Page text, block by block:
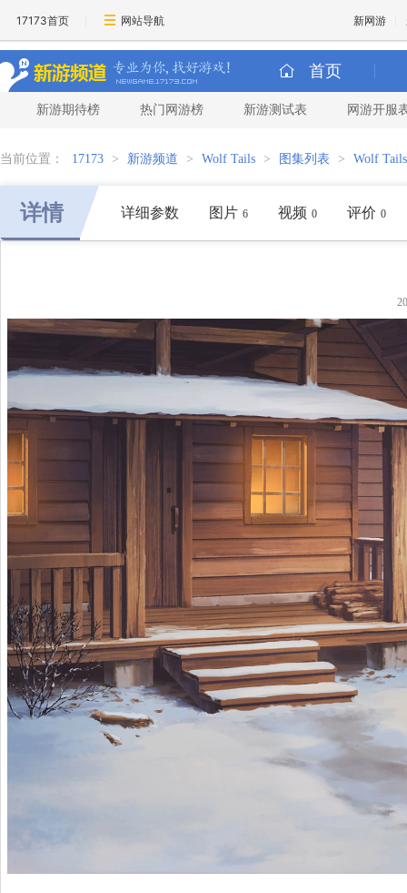
17173首页 网站导航 新网游
首页
新游期待榜 热门网游榜 新游测试表 网游开服
当前位置： 17173 > 新游频道 > Wolf Tails > 图集列表 > Wolf
详情 详细参数 图片 6 视频 0 评价 0